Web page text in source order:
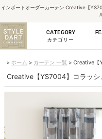
インポートオーダーカーテン Creative【
CATEGORY
カテゴリー
ホーム カーテン 一覧 Creative【
Creative【YS7004】コラッ